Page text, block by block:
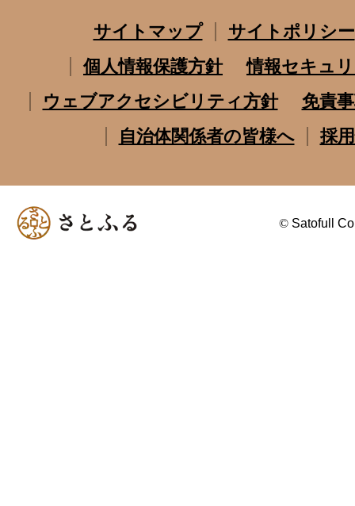
サイトマップ
サイトポリシー
個人情報保護方針
情報セキュ
ウェブアクセシビリティ方針
免責
自治体関係者の皆様へ
採
© Satofull